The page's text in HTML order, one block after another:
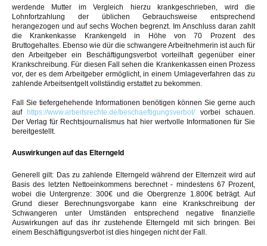
werdende Mutter im Vergleich hierzu krankgeschrieben, wird die
Lohnfortzahlung der üblichen Gebrauchsweise entsprechend
herangezogen und auf sechs Wochen begrenzt. Im Anschluss daran zahlt
die Krankenkasse Krankengeld in Höhe von 70 Prozent des
Bruttogehaltes. Ebenso wie dür die schwangere Arbeitnehmerin ist auch für
den Arbeitgeber ein Beschäftigungsverbot vorteilhaft gegenüber einer
Krankschreibung. Für diesen Fall sehen die Krankenkassen einen Prozess
vor, der es dem Arbeitgeber ermöglicht, in einem Umlageverfahren das zu
zahlende Arbeitsentgelt vollständig erstattet zu bekommen.
Fall Sie tiefergehehende Informationen benötigen können Sie gerne auch
aufhttps://www.arbeitsrechte.de/beschaeftigungsverbot/vorbei schauen.
Der Verlag für Rechtsjournalismus hat hier wertvolle Informationen für Sie
bereitgestellt.
Auswirkungen auf das Elterngeld
Generell gilt: Das zu zahlende Elterngeld während der Elternzeit wird auf
Basis des letzten Nettoeinkommens berechnet - mindestens 67 Prozent,
wobei die Untergrenze: 300€ und die Obergrenze 1.800€ beträgt. Auf
Grund dieser Berechnungsvorgabe kann eine Krankschreibung der
Schwangeren unter Umständen entsprechend negative finanzielle
Auswirkungen auf das ihr zustehende Elterngeld mit sich bringen. Bei
einem Beschäftigungsverbot ist dies hingegen nicht der Fall.